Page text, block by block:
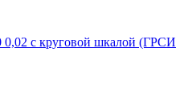
с круговой шкалой (ГРСИ